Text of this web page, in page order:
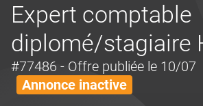
Expert comptable
diplomé/stagiaire
#77486 - Offre publiée le 10/07
Annonce inactive